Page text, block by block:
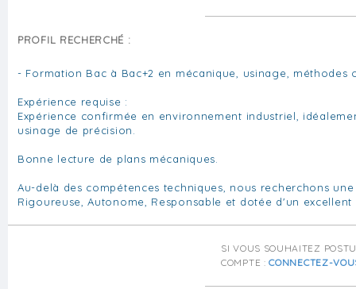
PROFIL RECHERCHÉ :
- Formation Bac à Bac+2 en mécanique, usinage, méthodes
Expérience requise :
Expérience confirmée en environnement industriel,
usinage de précision.
Bonne lecture de plans mécaniques.
Au-delà des compétences techniques, nous recherchons
Rigoureuse, Autonome, Responsable et dotée d'un
SI VOUS SOUHAITEZ
COMPTE :CONNECTEZ-